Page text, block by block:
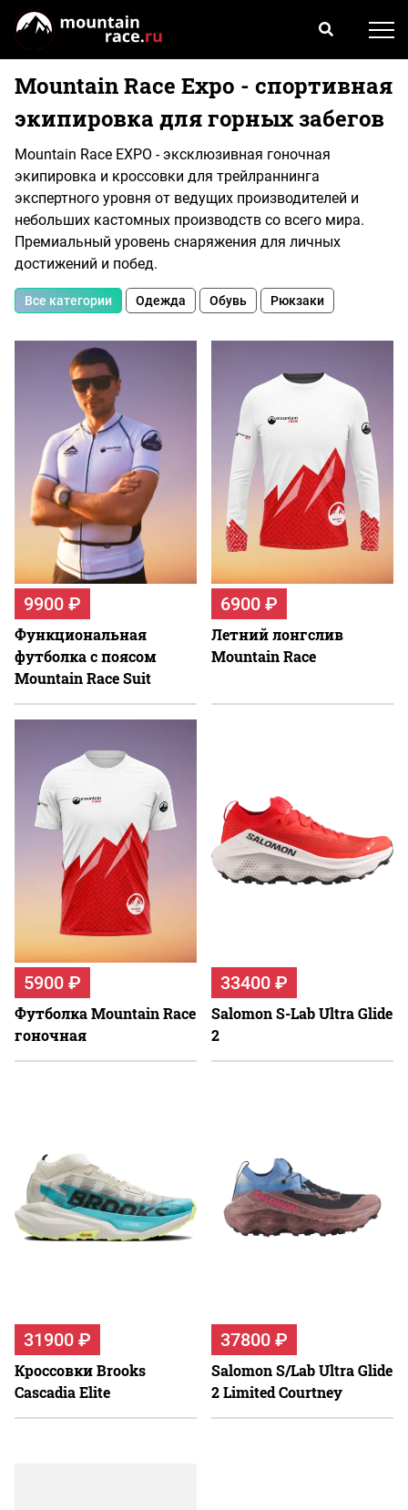
Mountain Race Expo - cпортивная
экипировка для горных забегов
Mountain Race EXPO - эксклюзивная гоночная
экипировка и кроссовки для трейлраннинга
экспертного уровня от ведущих производителей и
небольших кастомных производств со всего мира.
Премиальный уровень снаряжения для личных
достижений и побед.
Все категории Одежда Обувь Рюкзаки
9900 ₽
Функциональная
футболка c поясом
Mountain Race Suit
6900 ₽
Летний лонгслив
Mountain Race
5900 ₽
Футболка Mountain Race
гоночная
33400 ₽
Salomon S-Lab Ultra Glide
2
31900 ₽
Кроссовки Brooks
Cascadia Elite
37800 ₽
Salomon S/Lab Ultra Glide
2 Limited Courtney